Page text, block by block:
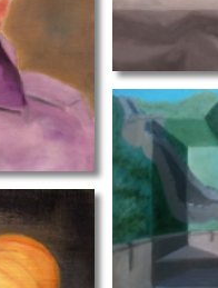
venster